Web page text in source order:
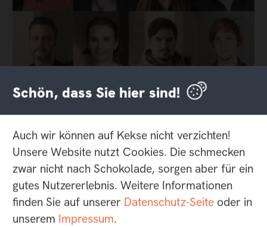
Wer uns bei Facebook oder Twitter folgt, hat es
vermutlich schon mitbekommen: Ende
September waren wir als Agentur der Woche im
PAGE Agenturportät und haben ein bisschen aus
dem Nähkästchen geplaudert. Wir verraten zum
Beispiel, wieso die Gründung von helllicht schon
fast nach dem Schema "boy meets girl" verlief,
Schön, dass Sie hier sind!
Auch wir können auf Kekse nicht verzichten!
Unsere Website nutzt Cookies. Die schmecken
zwar nicht nach Schokolade, sorgen aber für ein
gutes Nutzererlebnis. Weitere Informationen
finden Sie auf unserer Datenschutz-Seite oder in
unserem Impressum.